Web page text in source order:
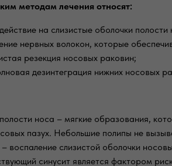
методам лечения относят:
на слизистые оболочки полости
нервных волокон, которые
резекция носовых раковин;
дезинтеграция нижних носовых
носа – мягкие образования,
пазух. Небольшие полипы не
воспаление слизистой оболочки
синусит является фактором